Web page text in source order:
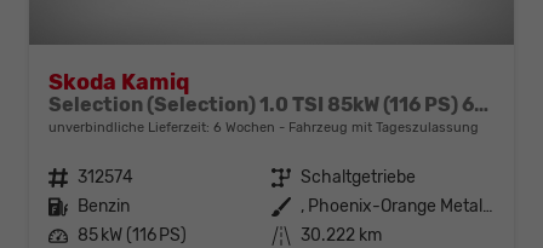
Skoda Kamiq
Selection (Selection) 1.0 TSI 85kW (116 PS) 6-Gang Schaltgetriebe
unverbindliche Lieferzeit: 6 Wochen Fahrzeug mit Tageszulassung
Fahrzeugnr. 312574 Getriebe Schaltgetriebe
Kraftstoff Benzin Außenfarbe
, Phoenix-Orange Metallic (2X)
Leistung 85 kW (116 PS) Kilometerstand 30.222 km